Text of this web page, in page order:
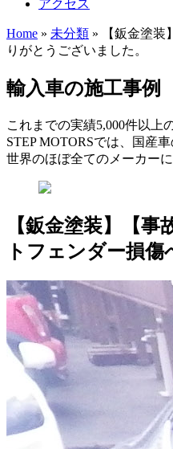
アクセス
Home » 未分類 » 【鈑金塗装
りがとうございました。
輸入車の施工事例
これまでの実績5,000件以上
STEP MOTORSでは、国産
世界のほぼ全てのメーカー
【鈑金塗装】【
トフェンダー損